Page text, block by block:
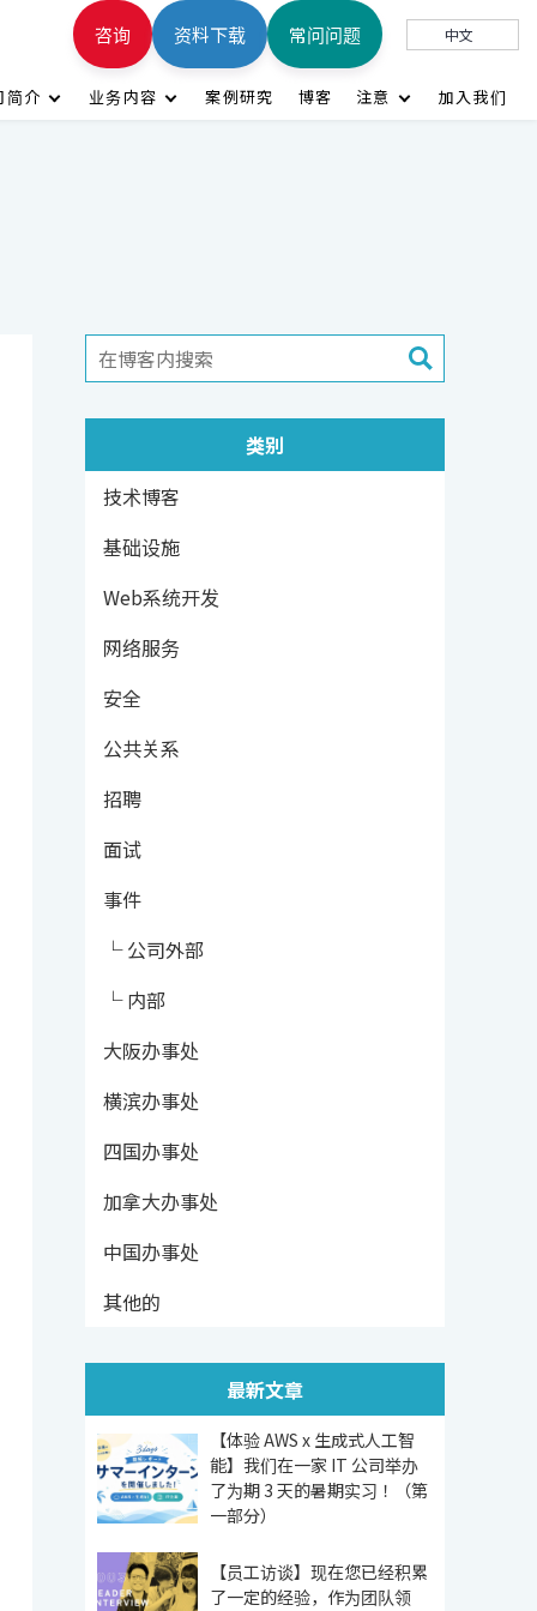
简介 业务内容 案例研究 博客 注意 加入我们
咨询 资料下载 常问问题 中文
类别
技术博客
基础设施
Web系统开发
网络服务
安全
公共关系
招聘
面试
事件
└ 公司外部
└ 内部
大阪办事处
横滨办事处
四国办事处
加拿大办事处
中国办事处
其他的
最新文章
【体验 AWS x 生成式人工智
能】我们在一家 IT 公司举办
了为期 3 天的暑期实习！（第
一部分）
【员工访谈】现在您已经积累
了一定的经验，作为团队领